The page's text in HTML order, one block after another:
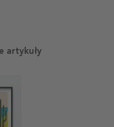
artykuły